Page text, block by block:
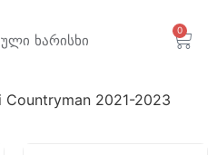
ხარისხი
0
Countryman 2021-2023